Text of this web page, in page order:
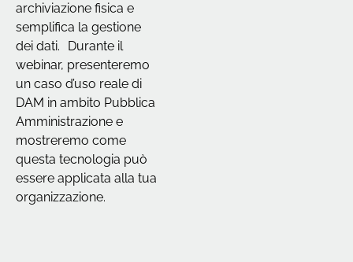
archiviazione fisica e
semplifica la gestione
dei dati. Durante il
webinar, presenteremo
un caso d’uso reale di
DAM in ambito Pubblica
Amministrazione e
mostreremo come
questa tecnologia può
essere applicata alla tua
organizzazione.